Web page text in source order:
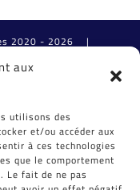
aux
utilisons des
et/ou accéder aux
à ces technologies
que le comportement
Le fait de ne pas
2020 - 2026 |